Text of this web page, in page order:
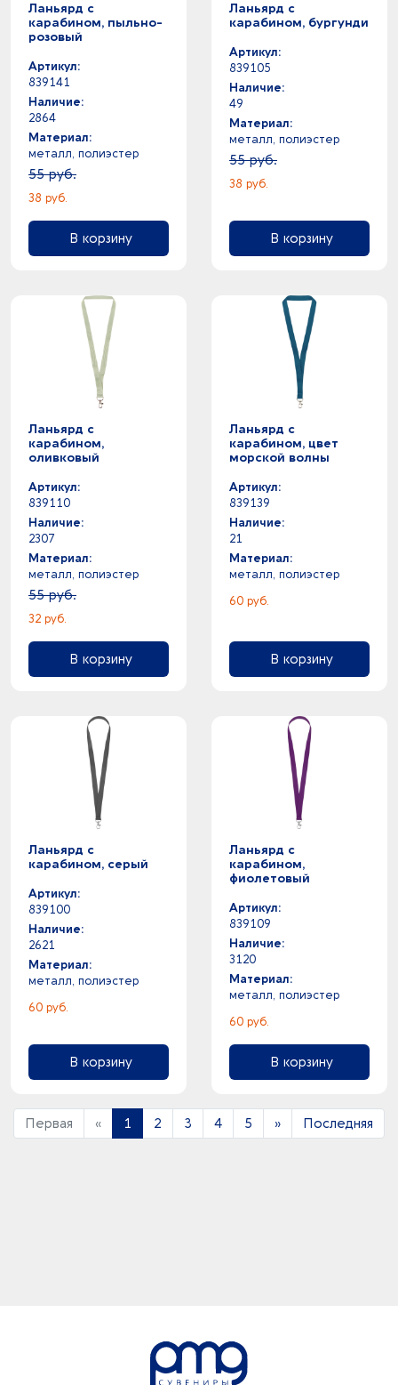
Ланьярд с
карабином, пыльно-
розовый
Артикул:
839141
Наличие:
2864
Материал:
металл, полиэстер
55 руб.
38 руб.
В корзину
Ланьярд с
карабином, бургунди
Артикул:
839105
Наличие:
49
Материал:
металл, полиэстер
55 руб.
38 руб.
В корзину
Ланьярд с
карабином,
оливковый
Артикул:
839110
Наличие:
2307
Материал:
металл, полиэстер
55 руб.
32 руб.
В корзину
Ланьярд с
карабином, цвет
морской волны
Артикул:
839139
Наличие:
21
Материал:
металл, полиэстер
60 руб.
В корзину
Ланьярд с
карабином, серый
Артикул:
839100
Наличие:
2621
Материал:
металл, полиэстер
60 руб.
В корзину
Ланьярд с
карабином,
фиолетовый
Артикул:
839109
Наличие:
3120
Материал:
металл, полиэстер
60 руб.
В корзину
Первая « 1 2 3 4 5 » Последняя